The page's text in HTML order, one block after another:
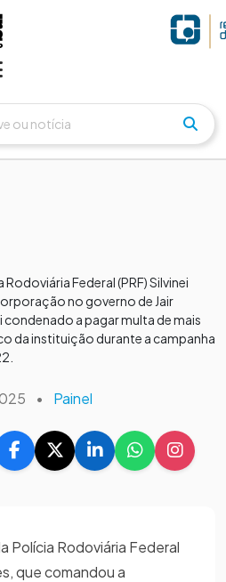
Federal (PRF) Silvinei
no governo de Jair
a pagar multa de mais
da instituição durante a campanha
• Painel
Polícia Rodoviária Federal
que comandou a